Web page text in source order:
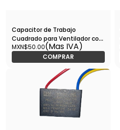
Capacitor de Trabajo
Cuadrado para Ventilador con
Cables 7UF, 250V -
CTRVC25V07
MXN$50.00(Mas IVA)
COMPRAR